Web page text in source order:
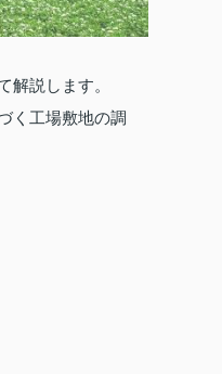
解説します。
く工場敷地の調